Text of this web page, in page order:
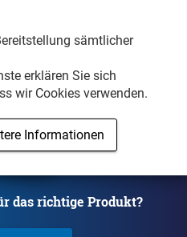
sämtlicher
erklären Sie sich
wir Cookies verwenden.
Informationen
Bedürfnisse
das richtige Produkt?